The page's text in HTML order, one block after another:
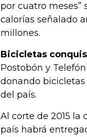
por cuatro meses”
calorías señalado
millones.
Bicicletas
Postobón y
donando
del país.
Al corte de 2015 la
país habrá